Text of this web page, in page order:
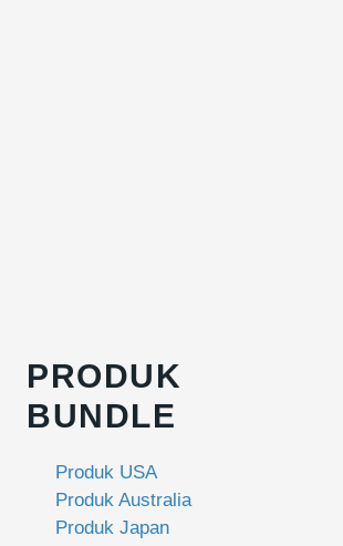
PRODUK
BUNDLE
Produk USA
Produk Australia
Produk Japan